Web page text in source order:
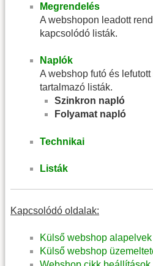
Megrendelés
A webshopon leadott
kapcsolódó listák.
Naplók
A webshop futó és
tartalmazó listák.
Szinkron napló
Folyamat napló
Technikai
Listák
Kapcsolódó oldalak:
Külső webshop alapelvek
Külső webshop